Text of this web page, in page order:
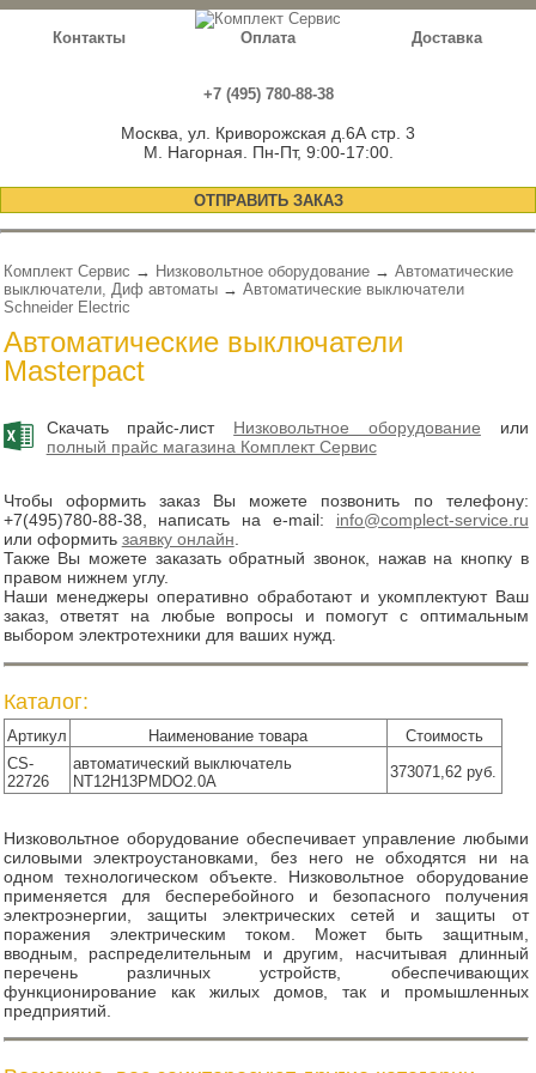
Контакты Оплата Доставка
+7 (495) 780-88-38
Москва, ул. Криворожская д.6А стр. 3
М. Нагорная. Пн-Пт, 9:00-17:00.
ОТПРАВИТЬ ЗАКАЗ
Комплект Сервис → Низковольтное оборудование→ Автоматические
выключатели, Диф автоматы→ Автоматические выключатели
Schneider Electric
Автоматические выключатели
Masterpact
Скачать прайс-лист Низковольтное оборудование или
полный прайс магазина Комплект Сервис
Чтобы оформить заказ Вы можете позвонить по телефону:
+7(495)780-88-38, написать на e-mail: info@complect-service.ru
или оформить заявку онлайн.
Также Вы можете заказать обратный звонок, нажав на кнопку в
правом нижнем углу.
Наши менеджеры оперативно обработают и укомплектуют Ваш
заказ, ответят на любые вопросы и помогут с оптимальным
выбором электротехники для ваших нужд.
Каталог:
Артикул Наименование товара
Стоимость
CS-
22726
автоматический выключатель
NT12H13PMDO2.0A
373071,62 руб.
Низковольтное оборудование обеспечивает управление любыми
силовыми электроустановками, без него не обходятся ни на
одном технологическом объекте. Низковольтное оборудование
применяется для бесперебойного и безопасного получения
электроэнергии, защиты электрических сетей и защиты от
поражения электрическим током. Может быть защитным,
вводным, распределительным и другим, насчитывая длинный
перечень различных устройств, обеспечивающих
функционирование как жилых домов, так и промышленных
предприятий.